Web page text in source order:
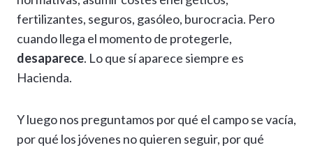
fertilizantes, seguros, gasóleo, burocracia. Pero
cuando llega el momento de protegerle,
desaparece. Lo que sí aparece siempre es
Hacienda.
Y luego nos preguntamos por qué el campo se vacía,
por qué los jóvenes no quieren seguir, por qué